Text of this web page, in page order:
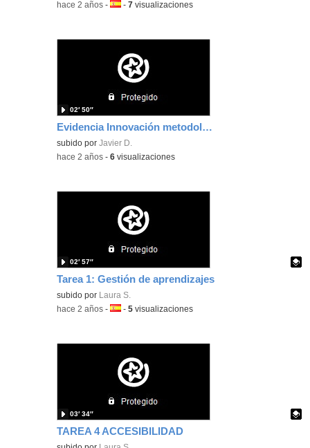
-hace 2 años -Idioma:
-7 visualizaciones
Evidencia Innovación metodológica
subido porJavier D.
02′ 50″
-hace 2 años -6 visualizaciones
Tarea 1: Gestión de aprendizajes
Contenido educativo.
subido por Laura S.
02′ 57″
-hace 2 años -Idioma:
-5 visualizaciones
TAREA 4 ACCESIBILIDAD
03′ 34″